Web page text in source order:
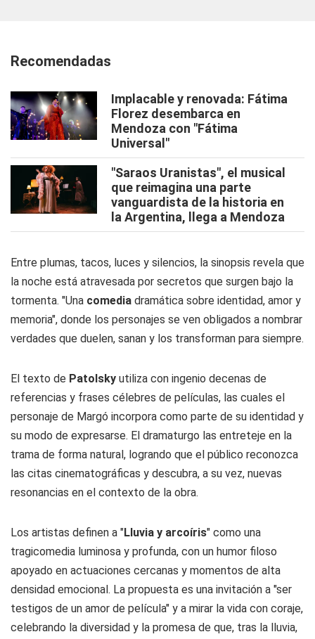
Recomendadas
Implacable y renovada: Fátima
Florez desembarca en
Mendoza con "Fátima
Universal"
"Saraos Uranistas", el musical
que reimagina una parte
vanguardista de la historia en
la Argentina, llega a Mendoza
Entre plumas, tacos, luces y silencios, la sinopsis revela que
la noche está atravesada por secretos que surgen bajo la
tormenta. "Una comedia dramática sobre identidad, amor y
memoria", donde los personajes se ven obligados a nombrar
verdades que duelen, sanan y los transforman para siempre.
El texto de Patolsky utiliza con ingenio decenas de
referencias y frases célebres de películas, las cuales el
personaje de Margó incorpora como parte de su identidad y
su modo de expresarse. El dramaturgo las entreteje en la
trama de forma natural, logrando que el público reconozca
las citas cinematográficas y descubra, a su vez, nuevas
resonancias en el contexto de la obra.
Los artistas definen a "Lluvia y arcoíris" como una
tragicomedia luminosa y profunda, con un humor filoso
apoyado en actuaciones cercanas y momentos de alta
densidad emocional. La propuesta es una invitación a "ser
testigos de un amor de película" y a mirar la vida con coraje,
celebrando la diversidad y la promesa de que, tras la lluvia,